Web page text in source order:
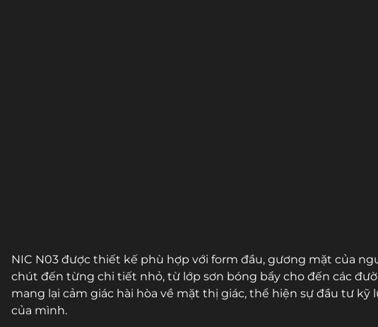
NIC N03 được thiết kế phù hợp với form đầu, gương mặt của
chút đến từng chi tiết nhỏ, từ lớp sơn bóng bẩy cho đến các
mang lại cảm giác hài hòa về mặt thị giác, thể hiện sự đầu tư
của mình.